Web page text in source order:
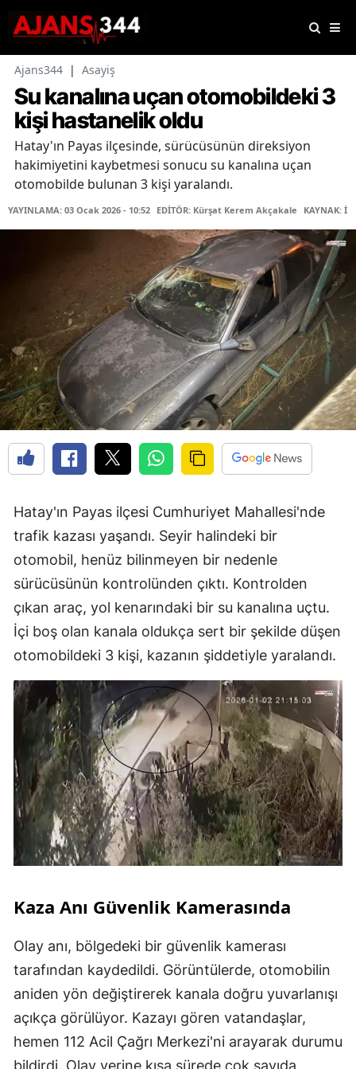
Ajans344 | Asayiş
Su kanalına uçan otomobildeki 3
kişi hastanelik oldu
Hatay'ın Payas ilçesinde, sürücüsünün direksiyon
hakimiyetini kaybetmesi sonucu su kanalına uçan
otomobilde bulunan 3 kişi yaralandı.
YAYINLAMA: 03 Ocak 2026 - 10:52 EDİTÖR: Kürşat Kerem Akçakale KAYNAK:
Hatay'ın Payas ilçesi Cumhuriyet Mahallesi'nde
trafik kazası yaşandı. Seyir halindeki bir
otomobil, henüz bilinmeyen bir nedenle
sürücüsünün kontrolünden çıktı. Kontrolden
çıkan araç, yol kenarındaki bir su kanalına uçtu.
İçi boş olan kanala oldukça sert bir şekilde düşen
otomobildeki 3 kişi, kazanın şiddetiyle yaralandı.
Kaza Anı Güvenlik Kamerasında
Olay anı, bölgedeki bir güvenlik kamerası
tarafından kaydedildi. Görüntülerde, otomobilin
aniden yön değiştirerek kanala doğru yuvarlanışı
açıkça görülüyor. Kazayı gören vatandaşlar,
hemen 112 Acil Çağrı Merkezi'ni arayarak durumu
bildirdi. Olay yerine kısa sürede çok sayıda